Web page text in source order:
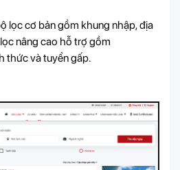
lọc cơ bản gồm khung nhập, địa
nâng cao hỗ trợ gồm
thức và tuyển gấp.